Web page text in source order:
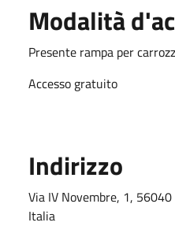
Modalità
Presente rampa per
Accesso gratuito
Indirizzo
Via IV Novembre, 1,
Italia